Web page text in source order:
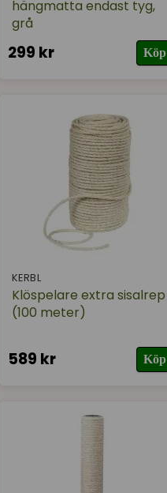
hängmatta endast tyg,
grå
299 kr Köp
KERBL
Klöspelare extra sisalrep
(100 meter)
589 kr Köp